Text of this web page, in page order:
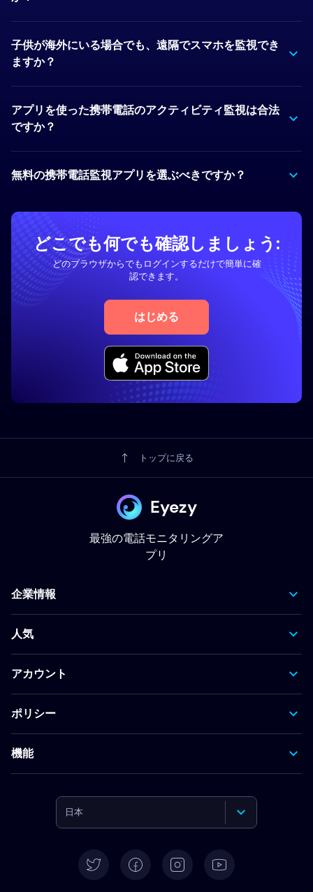
子供が海外にいる場合でも、遠隔でスマホを監視でき
ますか？
アプリを使った携帯電話のアクティビティ監視は合法
ですか？
無料の携帯電話監視アプリを選ぶべきですか？
どこでも何でも確認しましょう:
どのブラウザからでもログインするだけで簡単に確
認できます。
はじめる
トップに戻る
Eyezy
最強の電話モニタリングア
プリ
企業情報
人気
アカウント
ポリシー
機能
日本
Deutsch